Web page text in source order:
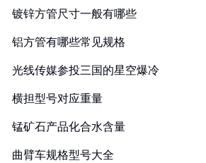
镀锌方管尺寸一般有哪些
铝方管有哪些常见规格
光线传媒参投三国的星空爆冷
横担型号对应重量
锰矿石产品化合水含量
曲臂车规格型号大全